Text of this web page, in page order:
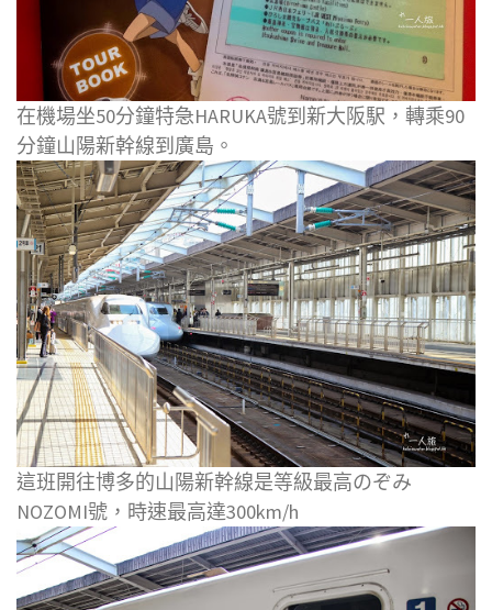
在機場坐50分鐘特急HARUKA號到新大阪駅，轉乘90
分鐘山陽新幹線到廣島。
這班開往博多的山陽新幹線是等級最高のぞみ
NOZOMI號，時速最高達300km/h